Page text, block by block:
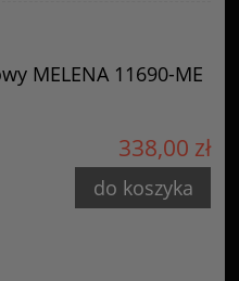
MELENA 11690-ME
338,00 zł
do koszyka